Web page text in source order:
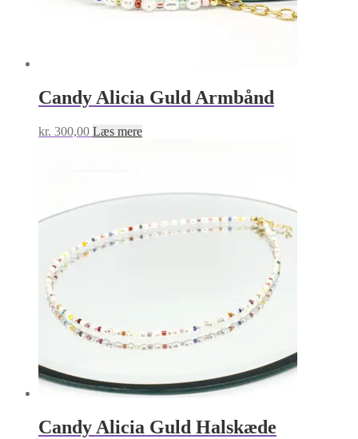
Candy Alicia Guld Armbånd
kr. 300,00 Læs mere
Candy Alicia Guld Halskæde